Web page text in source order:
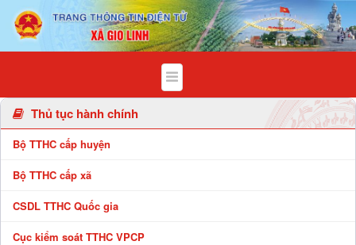
Chi tiết bài viết - Xã Gio Linh
Thủ tục hành chính
Bộ TTHC cấp huyện
Bộ TTHC cấp xã
CSDL TTHC Quốc gia
Cục kiểm soát TTHC VPCP